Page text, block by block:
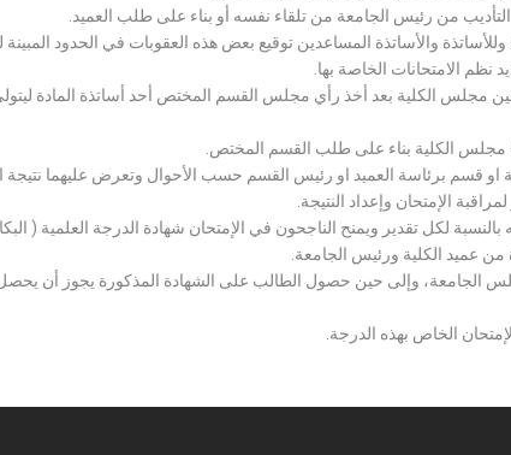
من رئيس الجامعة من تلقاء نفسه أو بناء على طلب العميد.
والأساتذة المساعدين توقيع بعض هذه العقوبات في الحدود المبينة
نظم الامتحانات الخاصة بها.
مجلس الكلية بعد أخذ رأي مجلس القسم المختص أحد أساتذة المادة
الكلية بناء على طلب القسم المختص.
قسم برئاسة العميد او رئيس القسم حسب الأحوال وتعرض عليهما نتيجة
الإمتحان وإعداد النتيجة.
لكل تقدير ويمنح الناجحون في الإمتحان شهادة الدرجة العلمية (
من عميد الكلية ورئيس الجامعة.
الجامعة، وإلى حين حصول الطالب على الشهادة المذكورة يجوز أن يحصل
الخاص بهذه الدرجة.